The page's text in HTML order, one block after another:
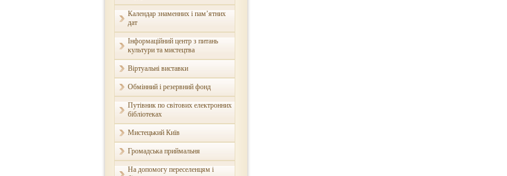
Календар знаменних і пам’ятних
дат
Інформаційний центр з питань
культури та мистецтва
Віртуальні виставки
Обмінний і резервний фонд
Путівник по світових електронних
бібліотеках
Мистецький Київ
Громадська приймальня
На допомогу переселенцям і